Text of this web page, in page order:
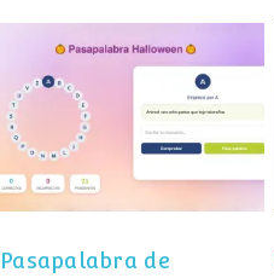
Pasapalabra de
Halloween
Pasapalabra de